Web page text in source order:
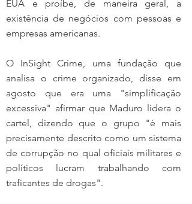
EUA e proíbe, de maneira geral, a
existência de negócios com pessoas e
empresas americanas.
O InSight Crime, uma fundação que
analisa o crime organizado, disse em
agosto que era uma "simplificação
excessiva" afirmar que Maduro lidera o
cartel, dizendo que o grupo "é mais
precisamente descrito como um sistema
de corrupção no qual oficiais militares e
políticos lucram trabalhando com
traficantes de drogas".